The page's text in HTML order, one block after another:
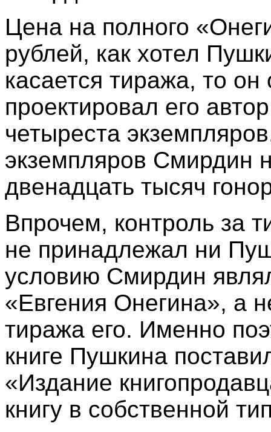
Цена на полного
рублей, как хотел
касается тиража, то
проектировал его
четыреста
экземпляров Смирдин
двенадцать тысяч
Впрочем, контроль за
не принадлежал ни
условию Смирдин
«Евгения Онегина», а
тиража его. Именно
книге Пушкина
«Издание
книгу в собственной